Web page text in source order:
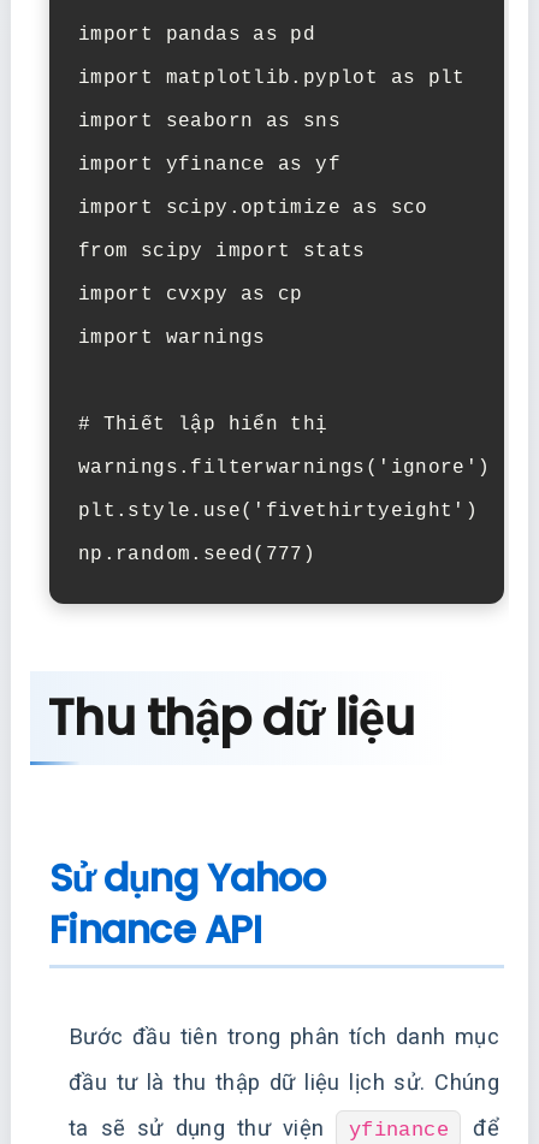
import pandas as pd
import matplotlib.pyplot as plt
import seaborn as sns
import yfinance as yf
import scipy.optimize as sco
from scipy import stats
import cvxpy as cp
import warnings
# Thiết lập hiển thị
warnings.filterwarnings('ignore')
plt.style.use('fivethirtyeight')
np.random.seed(777)
Thu thập dữ liệu
Sử dụng Yahoo
Finance API
Bước đầu tiên trong phân tích danh mục
đầu tư là thu thập dữ liệu lịch sử. Chúng
ta sẽ sử dụng thư viện
yfinance
để